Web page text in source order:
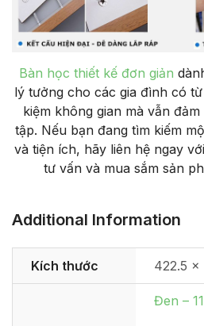
Bàn học thiết kế đơn giản
lý tưởng cho các gia đình có
kiệm không gian mà vẫn
tập. Nếu bạn đang tìm kiếm
và tiện ích, hãy liên hệ ngay
tư vấn và mua sắm sản
Additional Information
Kích thước 422.5 ×
Đen –